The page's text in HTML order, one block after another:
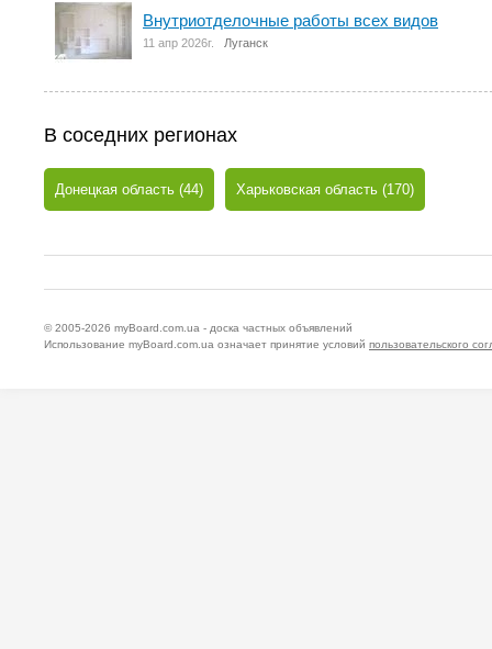
Внутриотделочные работы всех видов
11 апр 2026г. Луганск
В соседних регионах
Донецкая область (44) Харьковская область (170)
© 2005-2026 myBoard.com.ua - доска частных объявлений
Использование myBoard.com.ua означает принятие условий пользовательского